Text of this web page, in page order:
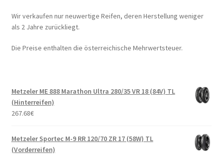
Wir verkaufen nur neuwertige Reifen, deren Herstellung weniger
als 2 Jahre zurückliegt.
Die Preise enthalten die österreichische Mehrwertsteuer.
Metzeler ME 888 Marathon Ultra 280/35 VR 18 (84V) TL
(Hinterreifen)
267.68€
Metzeler Sportec M-9 RR 120/70 ZR 17 (58W) TL
(Vorderreifen)